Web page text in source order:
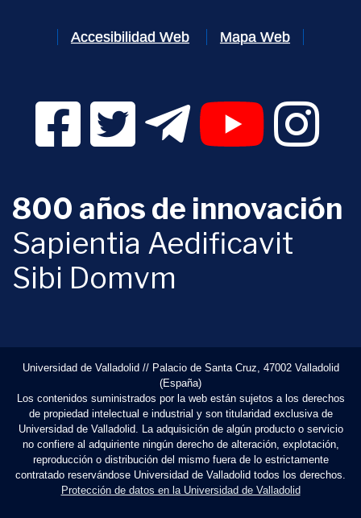
Accesibilidad Web Mapa Web
Facebook Digital UVa (se abrirá en una nueva
Twitter Digital UVa (se abrirá en una
Telegram Digital UVa (se
YouTube Digital
800 años de innovación
Sapientia Aedificavit
Sibi Domvm
Universidad de Valladolid // Palacio de Santa Cruz, 47002 Valladolid
(España)
Los contenidos suministrados por la web están sujetos a los derechos
de propiedad intelectual e industrial y son titularidad exclusiva de
Universidad de Valladolid. La adquisición de algún producto o servicio
no confiere al adquiriente ningún derecho de alteración, explotación,
reproducción o distribución del mismo fuera de lo estrictamente
contratado reservándose Universidad de Valladolid todos los derechos.
Protección de datos en la Universidad de Valladolid